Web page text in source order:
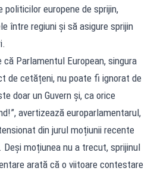
politicilor europene de sprijin,
între regiuni și să asigure sprijin
Parlamentul European, singura
de cetățeni, nu poate fi ignorat de
doar un Guvern și, ca orice
avertizează europarlamentarul,
din jurul moțiunii recente
moțiunea nu a trecut, sprijinul
arată că o viitoare contestare